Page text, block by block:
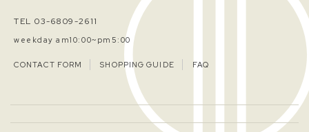
TEL 03-6809-2611
weekday am10:00~pm5:00
CONTACT FORM SHOPPING GUIDE FAQ